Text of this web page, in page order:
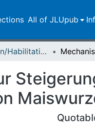
All of JLUpub
Dissertationen/Habilitationen